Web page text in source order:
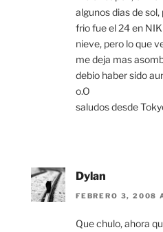
algunos dias de
frio fue el 24 en
nieve, pero lo que
me deja mas
debio haber sido
o.O
saludos desde
Dylan
FEBRERO 3, 2008
Que chulo, ahora